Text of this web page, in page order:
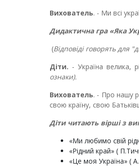
Вихователь. - Ми всі
Дидактична гра «Яка
(Відповіді говорять для
Діти. - Україна велика,
ознаки).
Вихователь. - Про нашу
свою країну, свою
Діти читають вірші з
«Ми любимо свій
«Рідний край» (
«Це моя Україна» (